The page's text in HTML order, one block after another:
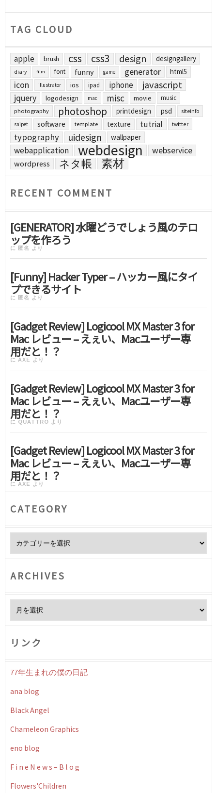
TAG CLOUD
apple brush css css3 design designgallery
diary film font funny game generator html5
icon illustrator ios ipad iphone javascript
jquery logodesign mac misc movie music
photography photoshop printdesign psd siteinfo
snipet software template texture tutrial twitter
typography uidesign wallpaper
webapplication webdesign webservice
wordpress ネタ帳 素材
RECENT COMMENT
[GENERATOR] 水曜どうでしょう風のテロ
ップを作ろう
に 匿名 より
[Funny] Hacker Typer – ハッカー風にタイ
プできるサイト
に 匿名 より
[Gadget Review] Logicool MX Master 3 for
Mac レビュー – えぇい、Macユーザー専
用だと！？
に AXE より
[Gadget Review] Logicool MX Master 3 for
Mac レビュー – えぇい、Macユーザー専
用だと！？
に QUATTRO より
[Gadget Review] Logicool MX Master 3 for
Mac レビュー – えぇい、Macユーザー専
用だと！？
に AXE より
CATEGORY
ARCHIVES
リンク
77年生まれの僕の日記
ana blog
Black Angel
Chameleon Graphics
eno blog
F i n e N e w s – B l o g
Flowers'Children